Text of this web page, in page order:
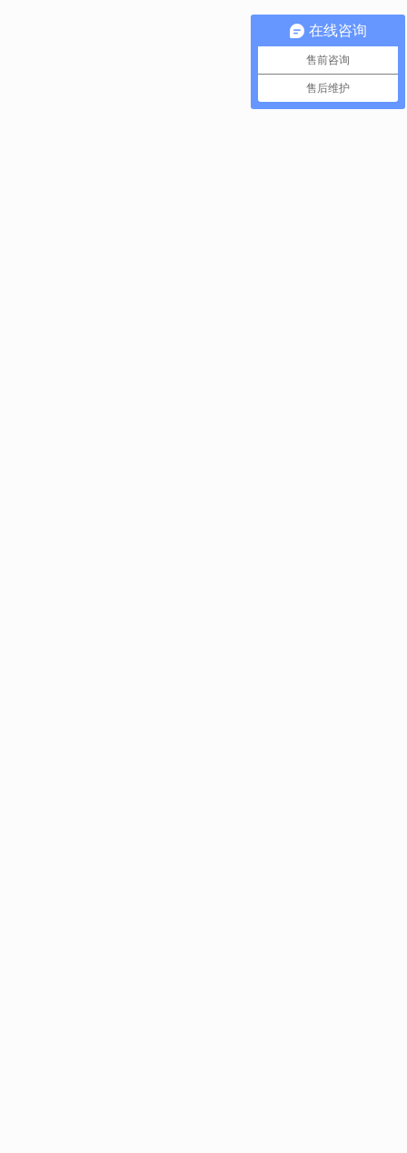
在线咨询
售前咨询
售后维护